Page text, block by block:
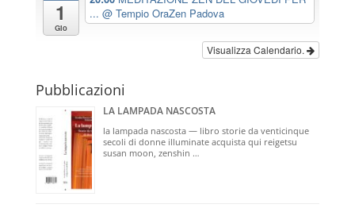
1
Gio
...@ Tempio OraZen Padova
Visualizza Calendario.
Pubblicazioni
LA LAMPADA NASCOSTA
la lampada nascosta — libro storie da venticinque
secoli di donne illuminate acquista qui reigetsu
susan moon, zenshin …